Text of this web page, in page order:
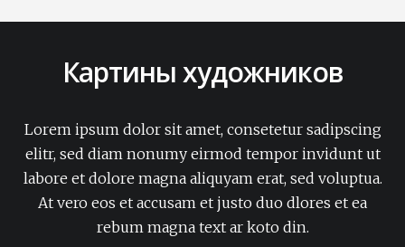
Картины художников
Lorem ipsum dolor sit amet, consetetur sadipscing
elitr, sed diam nonumy eirmod tempor invidunt ut
labore et dolore magna aliquyam erat, sed voluptua.
At vero eos et accusam et justo duo dlores et ea
rebum magna text ar koto din.